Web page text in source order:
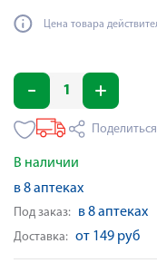
Цена товара
Поделиться
В наличии
в 8 аптеках
Под заказ: в 8 аптеках
Доставка: от 149 руб